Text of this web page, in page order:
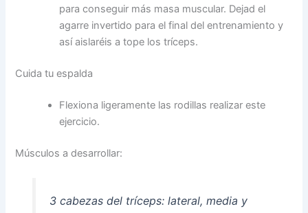
para conseguir más masa muscular. Dejad el
agarre invertido para el final del entrenamiento y
así aislaréis a tope los tríceps.
Cuida tu espalda
Flexiona ligeramente las rodillas realizar este
ejercicio.
Músculos a desarrollar:
3 cabezas del tríceps: lateral, media y